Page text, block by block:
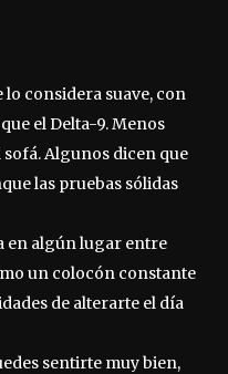
considera suave, con
el Delta-9. Menos
Algunos dicen que
las pruebas sólidas
en algún lugar entre
un colocón constante
de alterarte el día
sentirte muy bien,